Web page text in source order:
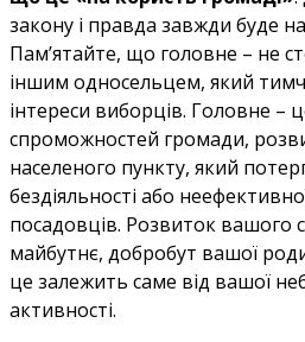
закону і правда завжди буде
Пам’ятайте, що головне – не
іншим односельцем, який
інтереси виборців. Головне –
спроможностей громади,
населеного пункту, який
бездіяльності або
посадовців. Розвиток вашого
майбутнє, добробут вашої
це залежить саме від вашої
активності.